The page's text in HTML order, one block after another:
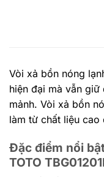
Vòi xả bồn nóng
hiện đại mà vẫn
mảnh. Vòi xả bồn
làm từ chất liệu
Đặc điểm nổi
TOTO